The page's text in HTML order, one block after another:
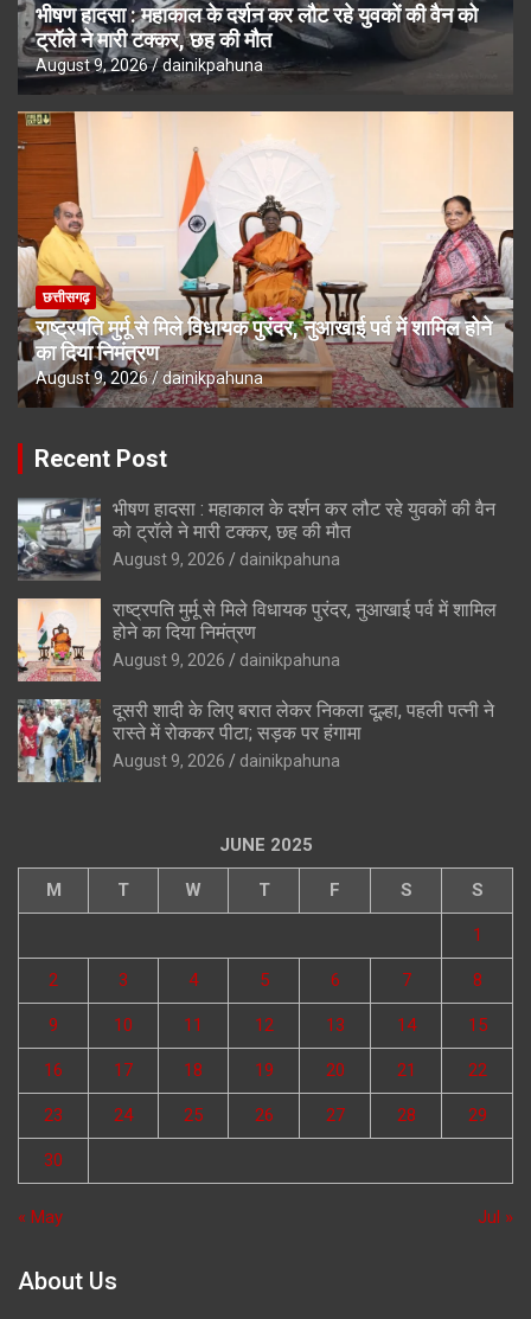
भीषण हादसा : महाकाल के दर्शन कर लौट रहे युवकों की वैन को
ट्रॉले ने मारी टक्कर, छह की मौत
August 9, 2026 dainikpahuna
छत्तीसगढ़
राष्ट्रपति मुर्मू से मिले विधायक पुरंदर, नुआखाई पर्व में शामिल होने
का दिया निमंत्रण
August 9, 2026 dainikpahuna
Recent Post
भीषण हादसा : महाकाल के दर्शन कर लौट रहे युवकों की वैन
को ट्रॉले ने मारी टक्कर, छह की मौत
August 9, 2026 dainikpahuna
राष्ट्रपति मुर्मू से मिले विधायक पुरंदर, नुआखाई पर्व में शामिल
होने का दिया निमंत्रण
August 9, 2026 dainikpahuna
दूसरी शादी के लिए बरात लेकर निकला दूल्हा, पहली पत्नी ने
रास्ते में रोककर पीटा; सड़क पर हंगामा
August 9, 2026 dainikpahuna
JUNE 2025
M T W T F S S
1
2 3 4 5 6 7 8
9 10 11 12 13 14 15
16 17 18 19 20 21 22
23 24 25 26 27 28 29
30
« May Jul »
About Us